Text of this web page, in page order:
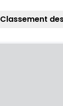
Classement